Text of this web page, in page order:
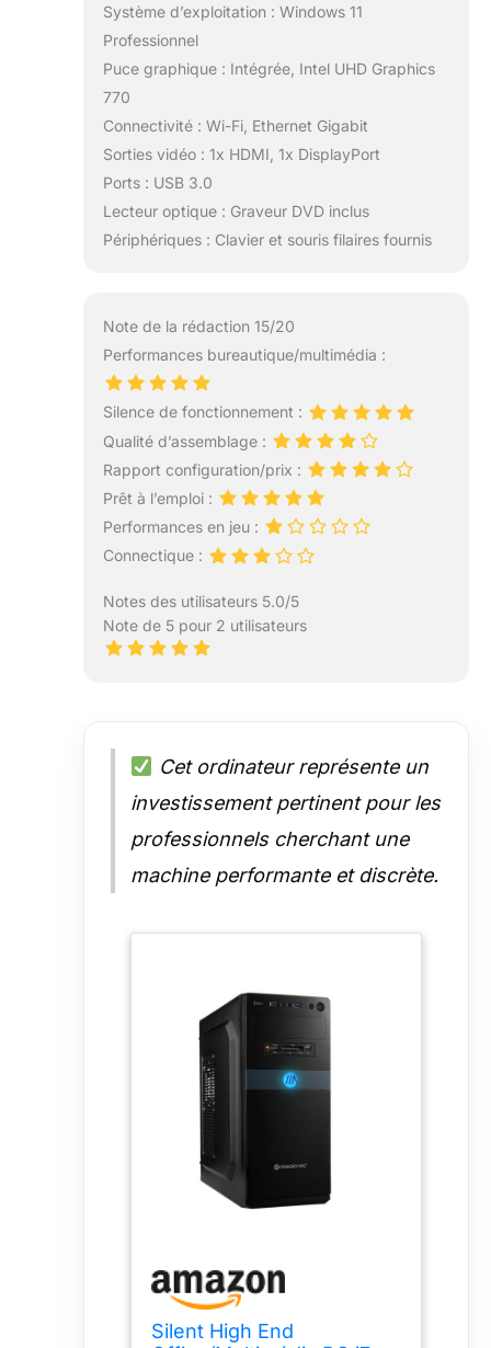
Système d’exploitation : Windows 11
Professionnel
Puce graphique : Intégrée, Intel UHD Graphics
770
Connectivité : Wi-Fi, Ethernet Gigabit
Sorties vidéo : 1x HDMI, 1x DisplayPort
Ports : USB 3.0
Lecteur optique : Graveur DVD inclus
Périphériques : Clavier et souris filaires fournis
Note de la rédaction 15/20
Performances bureautique/multimédia :
Silence de fonctionnement :
Qualité d’assemblage :
Rapport configuration/prix :
Prêt à l’emploi :
Performances en jeu :
Connectique :
Notes des utilisateurs 5.0/5
Note de 5 pour 2 utilisateurs
Cet ordinateur représente un
investissement pertinent pour les
professionnels cherchant une
machine performante et discrète.
Silent High End